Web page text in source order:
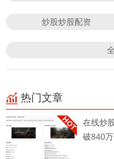
炒股炒股配资
热门文章
在线炒
破840